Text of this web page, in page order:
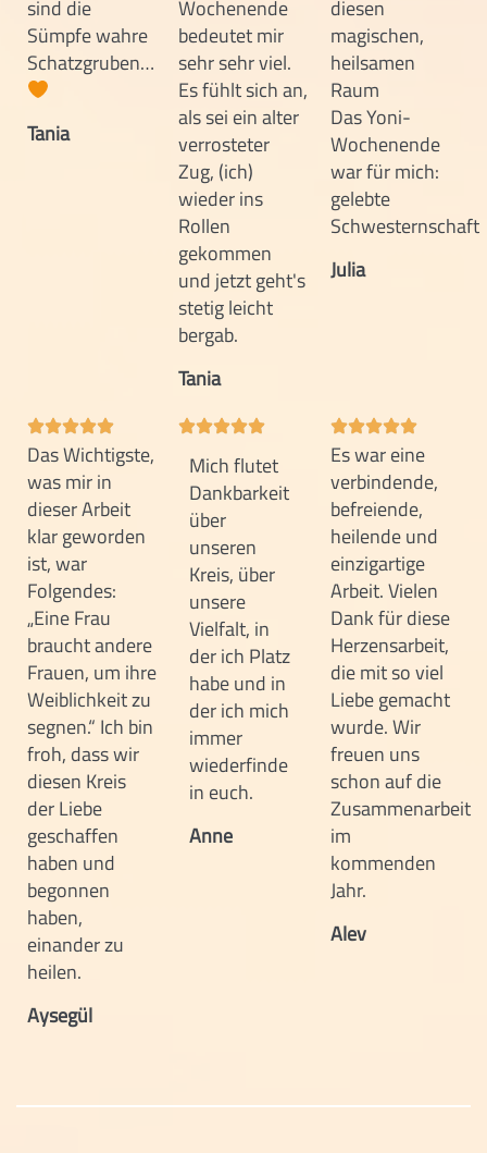
sind die
Sümpfe wahre
Schatzgruben…
Tania
Wochenende
bedeutet mir
sehr sehr viel.
Es fühlt sich an,
als sei ein alter
verrosteter
Zug, (ich)
wieder ins
Rollen
gekommen
und jetzt geht's
stetig leicht
bergab.
Tania
diesen
magischen,
heilsamen
Raum
Das Yoni-
Wochenende
war für mich:
gelebte
Schwesternschaft
Julia
Das Wichtigste,
was mir in
dieser Arbeit
klar geworden
ist, war
Folgendes:
„Eine Frau
braucht andere
Frauen, um ihre
Weiblichkeit zu
segnen.“ Ich bin
froh, dass wir
diesen Kreis
der Liebe
geschaffen
haben und
begonnen
haben,
einander zu
heilen.
Aysegül
Mich flutet
Dankbarkeit
über
unseren
Kreis, über
unsere
Vielfalt, in
der ich Platz
habe und in
der ich mich
immer
wiederfinde
in euch.
Anne
Es war eine
verbindende,
befreiende,
heilende und
einzigartige
Arbeit. Vielen
Dank für diese
Herzensarbeit,
die mit so viel
Liebe gemacht
wurde. Wir
freuen uns
schon auf die
Zusammenarbeit
im
kommenden
Jahr.
Alev